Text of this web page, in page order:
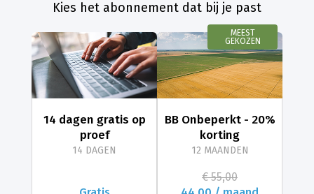
Kies het abonnement dat bij je past
14 dagen gratis op
proef
14 DAGEN
MEEST
GEKOZEN
BB Onbeperkt - 20%
korting
12 MAANDEN
€ 55,00